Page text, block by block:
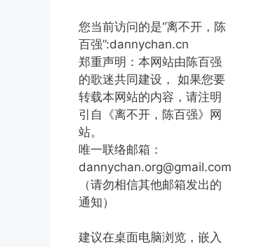
您当前访问的是“离不开，陈
百强”:dannychan.cn
郑重声明：本网站由陈百强
的歌迷共同建设， 如果您要
转载本网站的内容，请注明
引自《离不开，陈百强》网
站。
唯一联络邮箱：
dannychan.org@gmail.com
（请勿相信其他邮箱发出的
通知）
建议在桌面电脑浏览，嵌入